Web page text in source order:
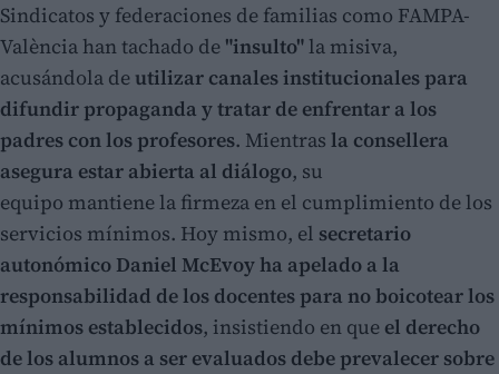
Sindicatos y federaciones de familias como FAMPA-
València han tachado de "insulto" la misiva,
acusándola de utilizar canales institucionales para
difundir propaganda y tratar de enfrentar a los
padres con los profesores. Mientras la consellera
asegura estar abierta al diálogo, su
equipo mantiene la firmeza en el cumplimiento de los
servicios mínimos. Hoy mismo, el secretario
autonómico Daniel McEvoyha apelado a la
responsabilidad de los docentes para no boicotear los
mínimos establecidos, insistiendo en que el derecho
de los alumnos a ser evaluados debe prevalecer sobre